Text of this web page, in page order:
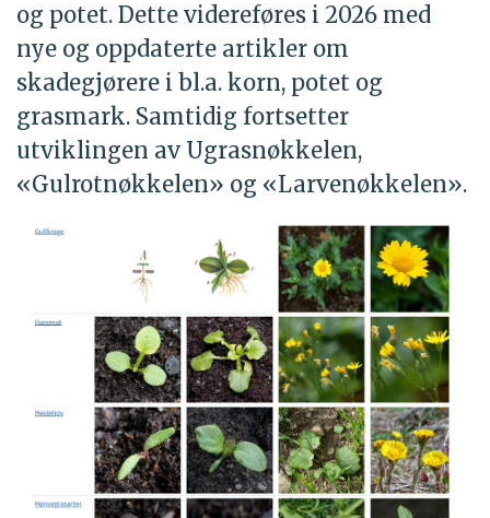
og potet. Dette videreføres i 2026 med
nye og oppdaterte artikler om
skadegjørere i bl.a. korn, potet og
grasmark. Samtidig fortsetter
utviklingen av Ugrasnøkkelen,
«Gulrotnøkkelen» og «Larvenøkkelen».